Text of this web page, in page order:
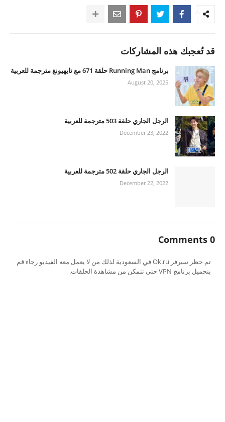
قد تُعجبك هذه المشاركات
برنامج Running Man حلقة 671 مع تايهيونغ مترجمة للعربية
August 20, 2025
الرجل الجاري حلقة 503 مترجمة للعربية
December 23, 2022
الرجل الجاري حلقة 502 مترجمة للعربية
December 22, 2022
0 Comments
تم حظر سيرفر Ok.ru في السعودية لذلك من لا يعمل معه الفيديو رجاء قم
بتحميل برنامج VPN حتى تتمكن من مشاهدة الحلقات.